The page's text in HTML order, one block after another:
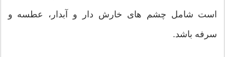
است شامل چشم های خارش دار و آبدار، عطسه و
سرفه باشد.